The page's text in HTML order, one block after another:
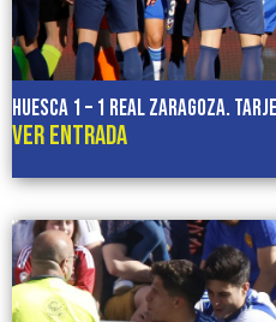
HUESCA 1 – 1 REAL ZARAGOZA.
VER ENTRADA